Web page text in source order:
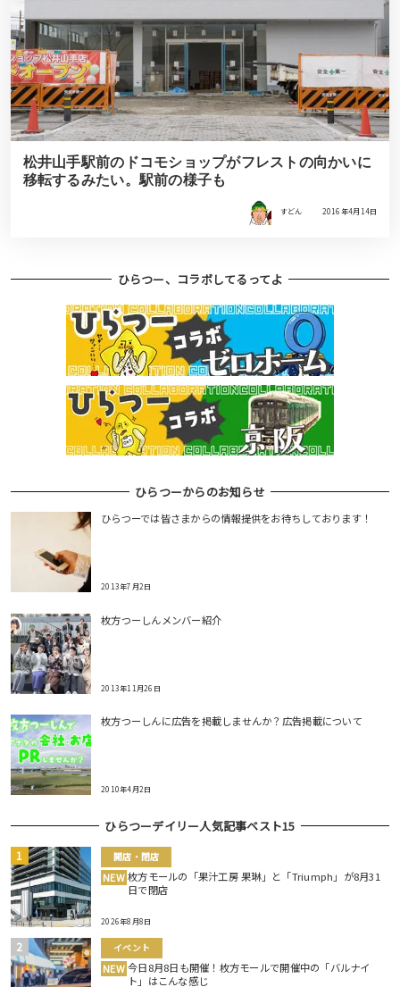
松井山手駅前のドコモショップがフレストの向かいに
移転するみたい。駅前の様子も
すどん 2016年4月14日
ひらつー、コラボしてるってよ
ひらつーからのお知らせ
ひらつーでは皆さまからの情報提供をお待ちしております！
2013年7月2日
枚方つーしんメンバー紹介
2013年11月26日
枚方つーしんに広告を掲載しませんか？広告掲載について
2010年4月2日
ひらつーデイリー人気記事ベスト15
開店・閉店
NEW 枚方モールの「果汁工房 果琳」と「Triumph」が8月31
日で閉店
2026年8月8日
イベント
NEW 今日8月8日も開催！枚方モールで開催中の「バルナイ
ト」はこんな感じ